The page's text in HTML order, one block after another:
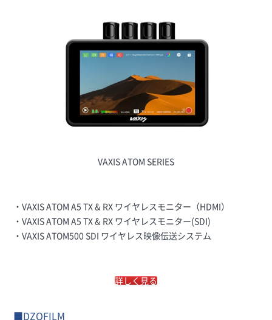
VAXIS ATOM SERIES
・VAXIS ATOM A5 TX & RX ワイヤレスモニター（HDMI）
・VAXIS ATOM A5 TX & RX ワイヤレスモニター(SDI)
・VAXIS ATOM500 SDI ワイヤレス映像伝送システム
詳しく見る
■DZOFILM